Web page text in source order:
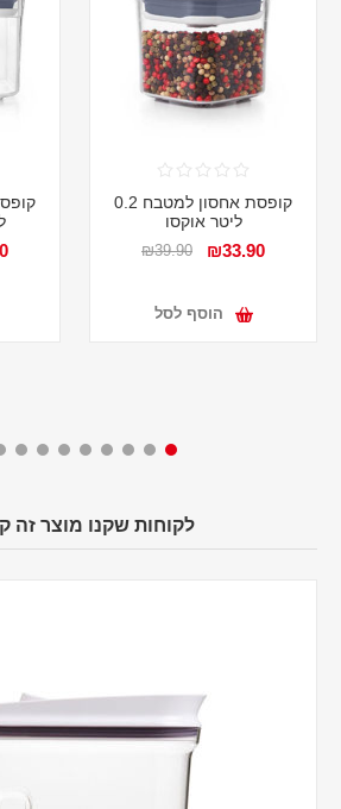
קופסת אחסון למטבח 0.2
ליטר אוקסו
₪33.90
₪39.90
הוסף לסל
לקוחות שקנו מוצר זה